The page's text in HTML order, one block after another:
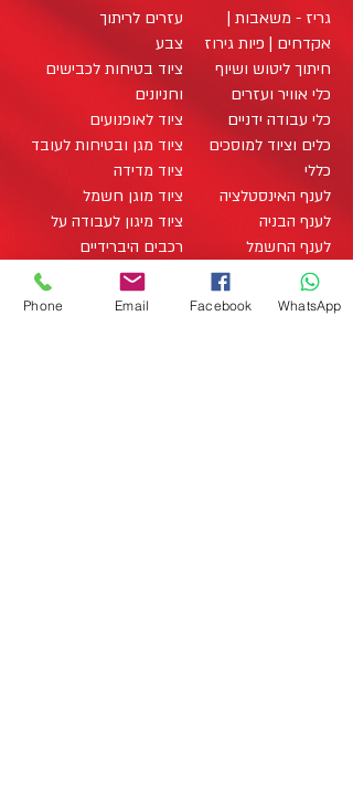
office@zo-tool.com
עזרים לריתוך
צבע
ציוד בטיחות לכבישים
וחניונים
ציוד לאופנועים
ציוד מגן ובטיחות לעובד
ציוד מדידה
ציוד מוגן חשמל
ציוד מיגון לעבודה על
רכבים היברידיים
ציוד מתכלה / מוצרים
מתכלים
גריז - משאבות |
אקדחים | פיות גירוז
חיתוך ליטוש ושיוף
כלי אוויר ועזרים
כלי עבודה ידניים
כלים וציוד למוסכים
כללי
לענף האינסטלציה
לענף הבניה
לענף החשמל
לענף העץ
מארזי כלי עבודה
Phone Email Facebook WhatsApp